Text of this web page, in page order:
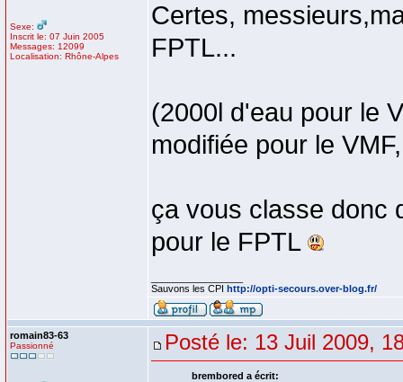
Sexe:
Inscrit le: 07 Juin 2005
Messages: 12099
Localisation: Rhône-Alpes
Certes,
FPTL...
(2000l d'eau pour le
modifiée pour le
ça vous classe donc
pour le FPTL
Sauvons les CPI http://opti-secours.over-blog.fr/
romain83-63
Passionné Posté le: 13 Juil 2009,
brembored a écrit: